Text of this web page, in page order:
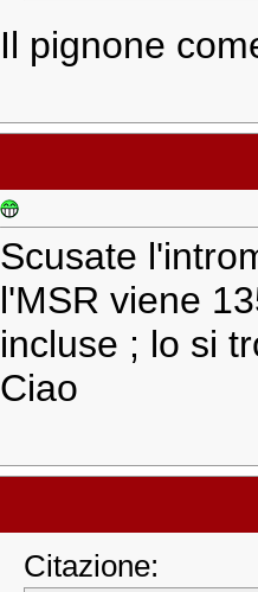
Il pignone
Scusate
l'MSR viene
incluse ; lo si
Ciao
Citazione: